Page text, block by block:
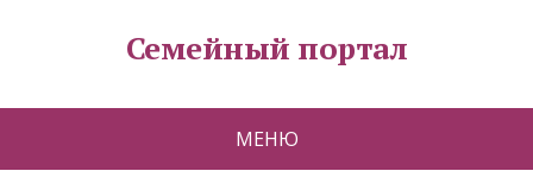
Семейный портал
МЕНЮ